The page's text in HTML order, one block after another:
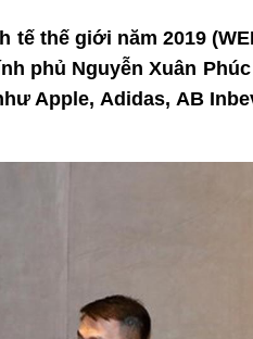
thế giới năm 2019
phủ Nguyễn Xuân
Apple, Adidas, AB